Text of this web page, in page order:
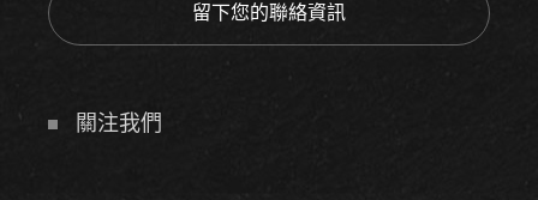
留下您的聯絡資訊
關注我們